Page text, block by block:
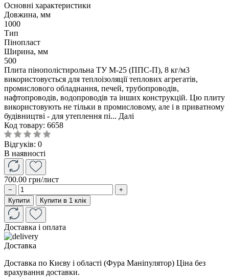
Основні характеристики
Довжина, мм
1000
Тип
Пінопласт
Ширина, мм
500
Плита пінополістирольна ТУ М-25 (ППС-П), 8 кг/м3
використовується для теплоізоляції теплових агрегатів,
промислового обладнання, печей, трубопроводів,
нафтопроводів, водопроводів та інших конструкцій. Цю плиту
використовують не тільки в промисловому, але і в приватному
будівництві - для утеплення пі... Далі
Код товару: 6658
Відгуків: 0
В наявності
700.00 грн/лист
−
+
Купити
Купити в 1 клік
Доставка і оплата
Доставка
Доставка по Києву і області (Фура Маніпулятор) Ціна без
врахування доставки.